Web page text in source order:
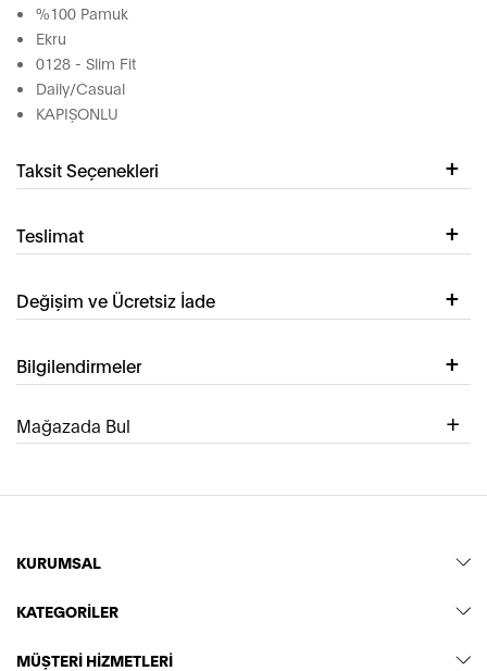
%100 Pamuk
Ekru
0128 - Slim Fit
Daily/Casual
KAPIŞONLU
Taksit Seçenekleri
Teslimat
Değişim ve Ücretsiz İade
Bilgilendirmeler
Mağazada Bul
KURUMSAL
KATEGORİLER
MÜŞTERİ HİZMETLERİ